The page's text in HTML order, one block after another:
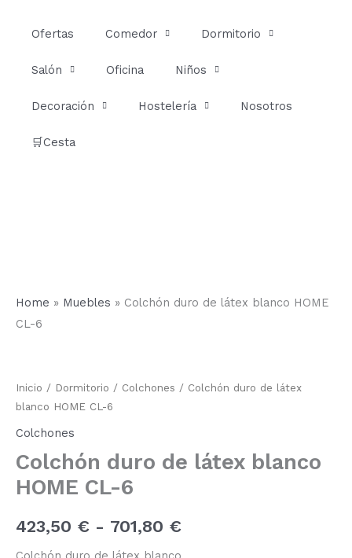
Ofertas Comedor Dormitorio
Salón Oficina Niños
Decoración Hostelería Nosotros
🛒Cesta
Home » Muebles » Colchón duro de látex blanco HOME
CL-6
Inicio / Dormitorio / Colchones / Colchón duro de látex
blanco HOME CL-6
Colchones
Colchón duro de látex blanco
HOME CL-6
423,50 € - 701,80 €
de
423,50 €
látex
blanco
CL-
cantidad